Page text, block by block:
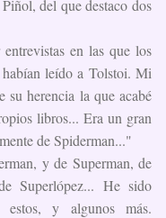
del que destaco dos
en las que los
habían leído a Tolstoi. Mi
herencia la que acabé
libros... Era un gran
de Spiderman..."
y de Superman, de
Superlópez... He sido
estos, y algunos más.